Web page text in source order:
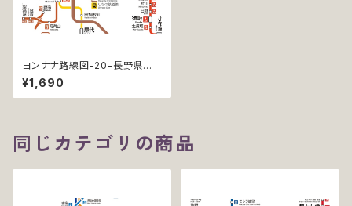
ヨンナナ路線図-20-長野県の
鉄道 (Nagano / デジタル / L
T)
¥1,690
同じカテゴリの商品